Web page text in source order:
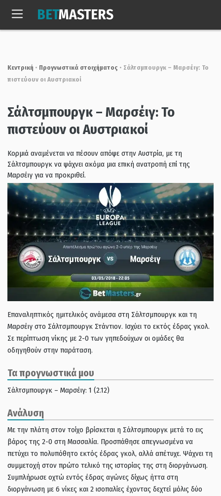
Πεμ, 6 Αυγ. 2026
BETMASTERS
Κεντρική • Προγνωστικά στοιχήματος • Σάλτσμπουργκ – Μαρσέιγ: Το
πιστεύουν οι Αυστριακοί
Σάλτσμπουργκ – Μαρσέιγ: Το
πιστεύουν οι Αυστριακοί
Κορμιά αναμένεται να πέσουν απόψε στην Αυστρία, με τη
Σάλτσμπουργκ να ψάχνει ακόμα μια επική ανατροπή επί της
Μαρσέιγ για να προκριθεί.
Επαναληπτικός ημιτελικός ανάμεσα στη Σάλτσμπουργκ και τη
Μαρσέιγ στο Σάλτσμπουργκ Στάντιον. Ισχύει το εκτός έδρας γκολ.
Σε περίπτωση νίκης με 2-0 των γηπεδούχων οι ομάδες θα
οδηγηθούν στην παράταση.
Τα προγνωστικά μου
Σάλτσμπουργκ – Μαρσέιγ: 1 (2.12)
Ανάλυση
Με την πλάτη στον τοίχο βρίσκεται η Σάλτσμπουργκ μετά το εις
βάρος της 2-0 στη Μασσαλία. Προσπάθησε απεγνωσμένα να
πετύχει το πολυπόθητο εκτός έδρας γκολ, αλλά απέτυχε. Ψάχνει τη
συμμετοχή στον πρώτο τελικό της ιστορίας της στη διοργάνωση.
Συμπλήρωσε οχτώ εντός έδρας αγώνες δίχως ήττα στη
διοργάνωση με 6 νίκες και 2 ισοπαλίες έχοντας δεχτεί μόλις δύο